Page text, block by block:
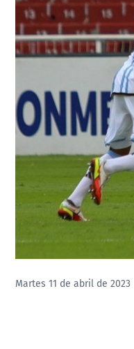
Martes 11 de abril de 2023